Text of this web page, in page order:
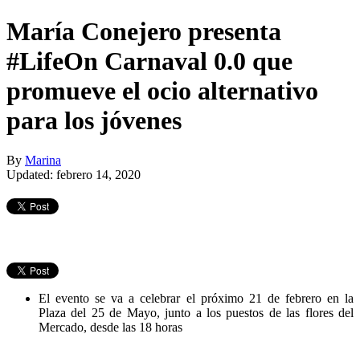
María Conejero presenta
#LifeOn Carnaval 0.0 que
promueve el ocio alternativo
para los jóvenes
By Marina
Updated: febrero 14, 2020
El evento se va a celebrar el próximo 21 de febrero en la
Plaza del 25 de Mayo, junto a los puestos de las flores del
Mercado, desde las 18 horas